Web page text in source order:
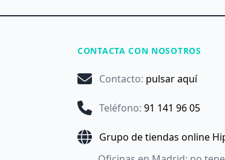
CONTACTA CON NOSOTROS
Contacto: pulsar aquí
Teléfono: 91 141 96 05
Grupo de tiendas online